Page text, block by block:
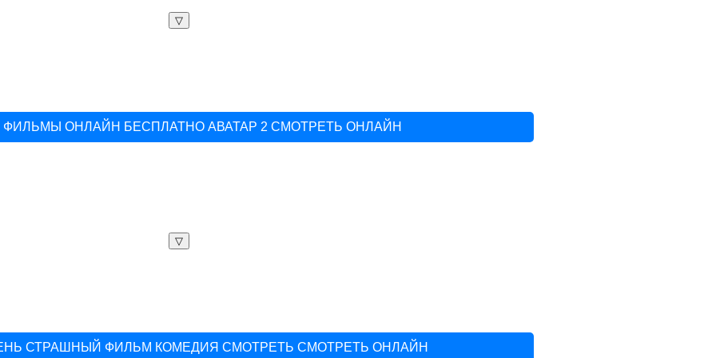
▽
ФИЛЬМЫ ОНЛАЙН БЕСПЛАТНО АВАТАР 2 СМОТРЕТЬ ОНЛАЙН
▽
СТРАШНЫЙ ФИЛЬМ КОМЕДИЯ СМОТРЕТЬ СМОТРЕТЬ ОНЛАЙН